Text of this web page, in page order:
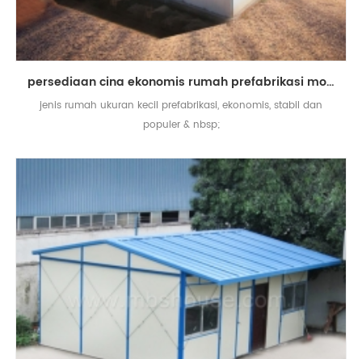
persediaan cina ekonomis rumah prefabrikasi modular rumah prefab kecil
jenis rumah ukuran kecil prefabrikasi, ekonomis, stabil dan
populer & nbsp;